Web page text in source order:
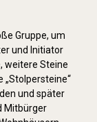
Gruppe, um
und Initiator
weitere Steine
„Stolpersteine“
und später
Mitbürger